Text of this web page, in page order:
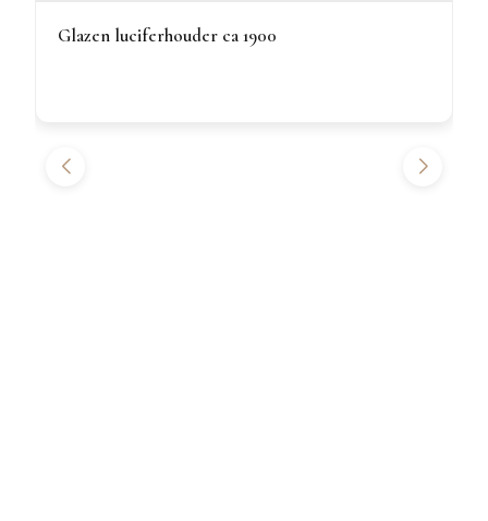
Glazen luciferhouder ca 1900